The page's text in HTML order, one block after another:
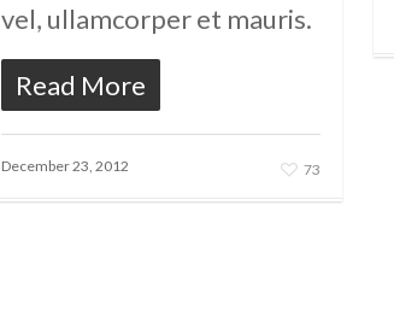
vel, ullamcorper et mauris.
Read More
December 23, 2012 73